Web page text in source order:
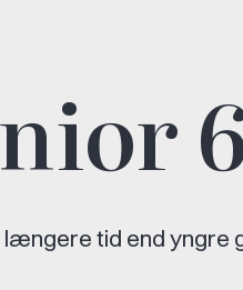
længere tid end